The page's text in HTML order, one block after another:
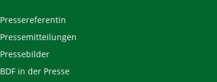
Pressereferentin
Pressemitteilungen
Pressebilder
BDF in der Presse